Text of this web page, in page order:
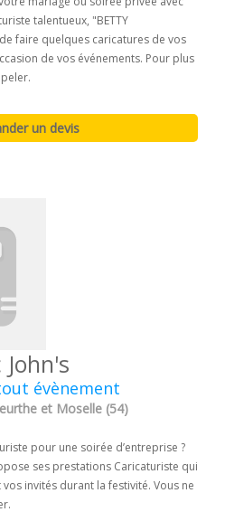
talentueux, "BETTY
faire quelques caricatures de vos
de vos événements. Pour plus
évènement
et Moselle (54)
pour une soirée d’entreprise ?
ses prestations Caricaturiste qui
invités durant la festivité. Vous ne